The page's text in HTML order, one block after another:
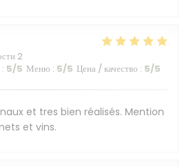
2
: 5/5 Меню : 5/5 Цена / качество : 5/5
et tres bien réalisés. Mention
et vins.